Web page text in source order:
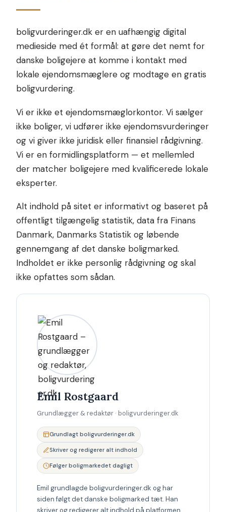
boligvurderinger.dk er en uafhængig digital
medieside med ét formål: at gøre det nemt for
danske boligejere at komme i kontakt med
lokale ejendomsmæglere og modtage en gratis
boligvurdering.
Vi er ikke et ejendomsmæglorkontor. Vi sælger
ikke boliger, vi udfører ikke ejendomsvurderinger
og vi giver ikke juridisk eller finansiel rådgivning.
Vi er en formidlingsplatform — et mellemled
der matcher boligejere med kvalificerede lokale
eksperter.
Alt indhold på sitet er informativt og baseret på
offentligt tilgængelig statistik, data fra Finans
Danmark, Danmarks Statistik og løbende
gennemgang af det danske boligmarked.
Indholdet er ikke personlig rådgivning og skal
ikke opfattes som sådan.
Emil Rostgaard
Grundlægger & redaktør · boligvurderinger.dk
Grundlagt boligvurderinger.dk
Skriver og redigerer alt indhold
Følger boligmarkedet dagligt
Emil grundlagde boligvurderinger.dk og har
siden følgt det danske boligmarked tæt. Han